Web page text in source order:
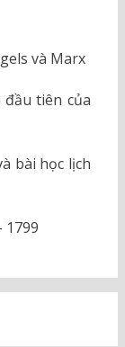
và Marx
đầu tiên của
bài học lịch
1799